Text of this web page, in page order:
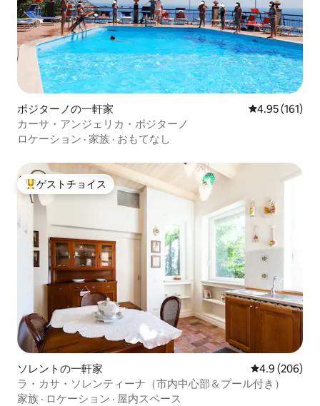
ポジターノの一軒家 レビュー161
4.95 (161)
カーサ・アンジェリカ・ポジターノ
ロケーション · 家族 · おもてなし
大好評のゲストチョイスです。
ゲストチョイス
ソレントの一軒家 レビュー206
4.9 (206)
ラ・カサ・ソレンティーナ（市内中心部＆プール付き）
家族 · ロケーション · 屋内スペース